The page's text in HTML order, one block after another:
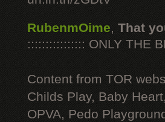
RubenmOime, That
:::::::::::::::: ONLY THE
Content from TOR
Childs Play, Baby
OPVA, Pedo